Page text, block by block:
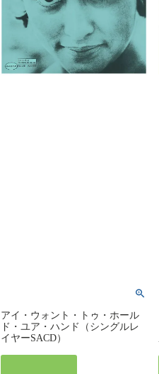
アイ・ウォント・トゥ・ホール
ド・ユア・ハンド（シングルレ
イヤーSACD）